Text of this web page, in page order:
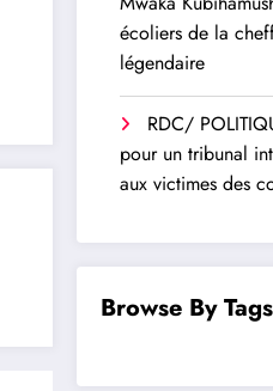
écoliers de la
légendaire
RDC/
pour un tribunal
aux victimes des
Browse By Tags